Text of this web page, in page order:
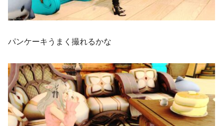
パンケーキうまく撮れるかな